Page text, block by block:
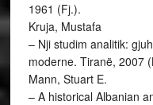
1961 (Fj.).
Kruja, Mustafa
– Nji studim analitik:
moderne. Tiranë, 2007
Mann, Stuart E.
– A historical Albanian